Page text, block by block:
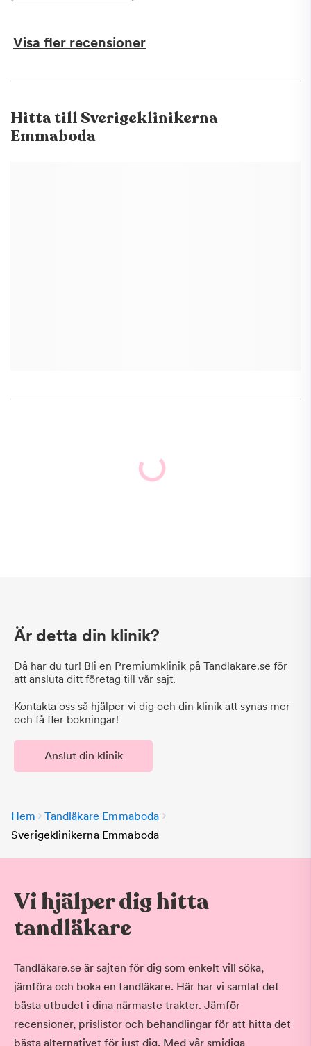
Visa fler recensioner
Hitta tillSverigeklinikerna
Emmaboda
Är detta din klinik?
Då har du tur! Bli en Premiumklinik på Tandlakare.se för
att ansluta ditt företag till vår sajt.
Kontakta oss så hjälper vi dig och din klinik att synas mer
och få fler bokningar!
Anslut din klinik
Hem
Tandläkare Emmaboda
Sverigeklinikerna Emmaboda
Vi hjälper dig hitta
tandläkare
Tandläkare.se är sajten för dig som enkelt vill söka,
jämföra och boka en tandläkare. Här har vi samlat det
bästa utbudet i dina närmaste trakter. Jämför
recensioner, prislistor och behandlingar för att hitta det
bästa alternativet för just dig. Med vår smidiga